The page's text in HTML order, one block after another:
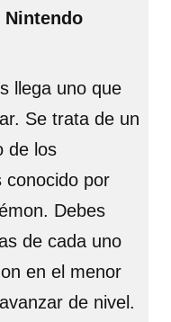
Nintendo
llega uno que
Se trata de un
de los
conocido por
Debes
de cada uno
en el menor
de nivel.